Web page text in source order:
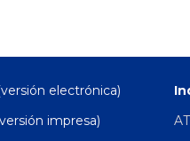
electrónica)
impresa)